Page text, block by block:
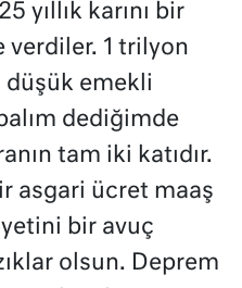
yıllık karını bir
verdiler. 1 trilyon
düşük emekli
dediğimde
tam iki katıdır.
asgari ücret maaş
bir avuç
olsun. Deprem